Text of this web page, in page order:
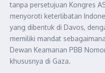
tanpa persetujuan Kongres
menyoroti keterlibatan
yang dibentuk di Davos,
memiliki mandat
Dewan Keamanan PBB
khususnya di Gaza.